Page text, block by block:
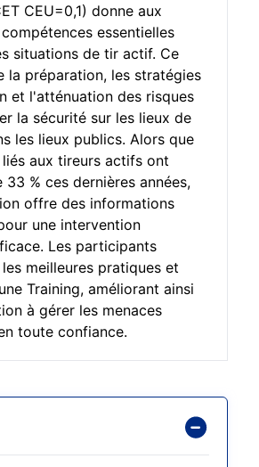
CEU=0,1) donne aux
essentielles
situations de tir actif. Ce
la préparation, les stratégies
et l'atténuation des risques
la sécurité sur les lieux de
les lieux publics. Alors que
aux tireurs actifs ont
33 % ces dernières années,
offre des informations
une intervention
Les participants
meilleures pratiques et
Training, améliorant ainsi
à gérer les menaces
toute confiance.